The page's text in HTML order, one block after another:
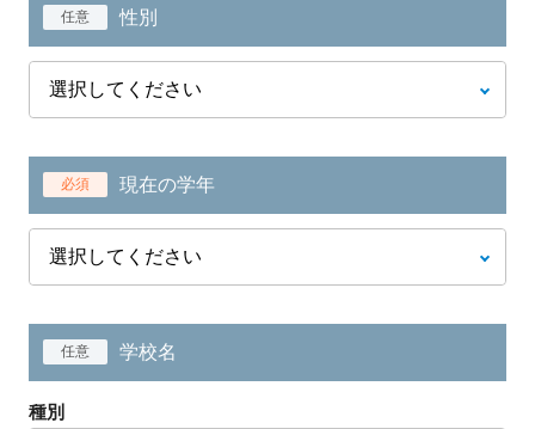
任意 性別
必須 現在の学年
任意 学校名
種別